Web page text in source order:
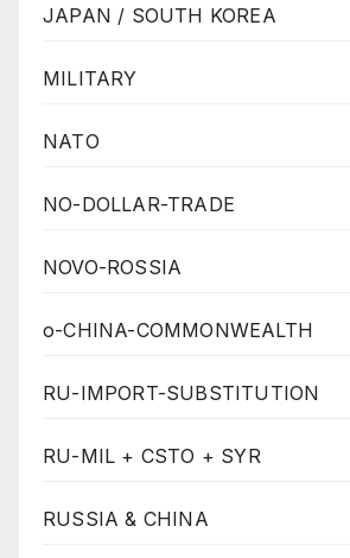
JAPAN / SOUTH KOREA
MILITARY
NATO
NO-DOLLAR-TRADE
NOVO-ROSSIA
o-CHINA-COMMONWEALTH
RU-IMPORT-SUBSTITUTION
RU-MIL + CSTO + SYR
RUSSIA & CHINA